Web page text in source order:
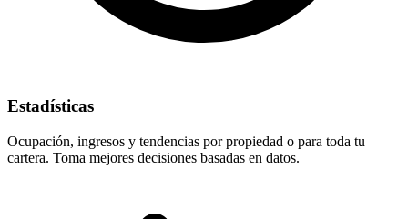
Estadísticas
Ocupación, ingresos y tendencias por propiedad o para toda tu
cartera. Toma mejores decisiones basadas en datos.